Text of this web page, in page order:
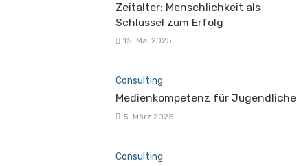
Zeitalter: Menschlichkeit als
Schlüssel zum Erfolg
15. Mai 2025
Consulting
Medienkompetenz für Jugendliche
5. März 2025
Consulting